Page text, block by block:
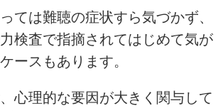
ては難聴の症状すら気づかず、
検査で指摘されてはじめて気が
ースもあります。
心理的な要因が大きく関与して